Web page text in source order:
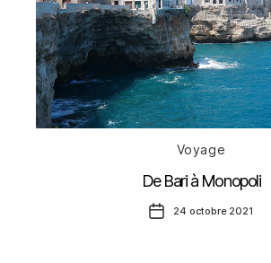
Catégories
Voyage
De Bari à Monopoli
Date24 octobre 2021